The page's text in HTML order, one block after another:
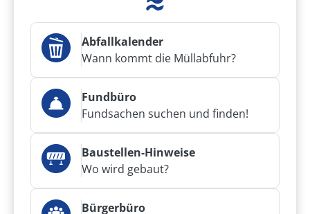
Abfallkalender
Wann kommt die Müllabfuhr?
Fundbüro
Fundsachen suchen und finden!
Baustellen-Hinweise
Wo wird gebaut?
Bürgerbüro